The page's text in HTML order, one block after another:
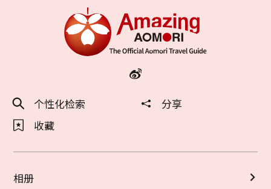
个性化检索
分享
收藏
相册